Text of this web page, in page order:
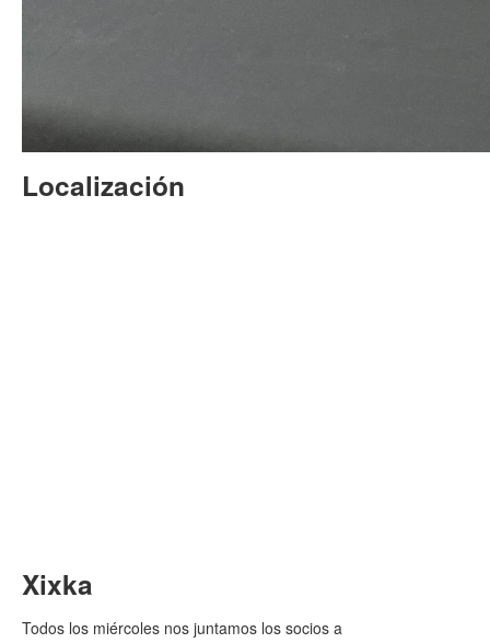
Localización
Xixka
Todos los miércoles nos juntamos los socios a